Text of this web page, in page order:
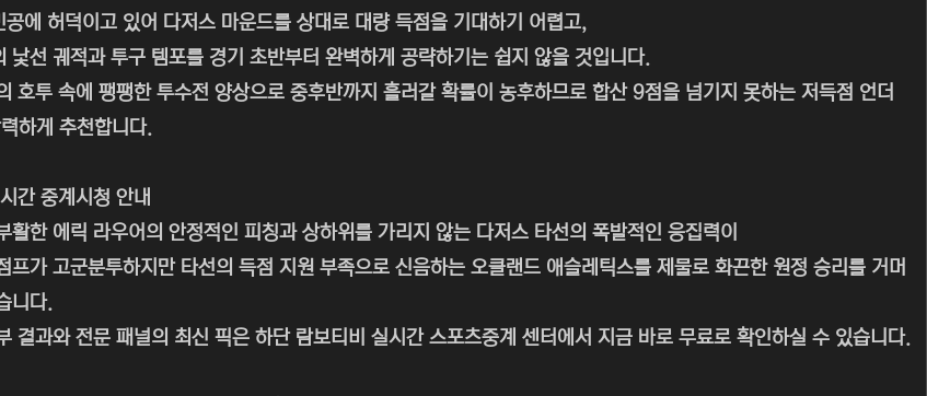
에 허덕이고 있어 다저스 마운드를 상대로 대량 득점을 기대하기 어렵고,
낯선 궤적과 투구 템포를 경기 초반부터 완벽하게 공략하기는 쉽지 않을 것입니다.
호투 속에 팽팽한 투수전 양상으로 중후반까지 흘러갈 확률이 농후하므로 합산 9점을 넘기지 못하는 저득점 언더
하게 추천합니다.
간 중계시청 안내
활한 에릭 라우어의 안정적인 피칭과 상하위를 가리지 않는 다저스 타선의 폭발적인 응집력이
프가 고군분투하지만 타선의 득점 지원 부족으로 신음하는 오클랜드 애슬레틱스를 제물로 화끈한 원정 승리를 거머
니다.
결과와 전문 패널의 최신 픽은 하단 람보티비 실시간 스포츠중계 센터에서 지금 바로 무료로 확인하실 수 있습니다.